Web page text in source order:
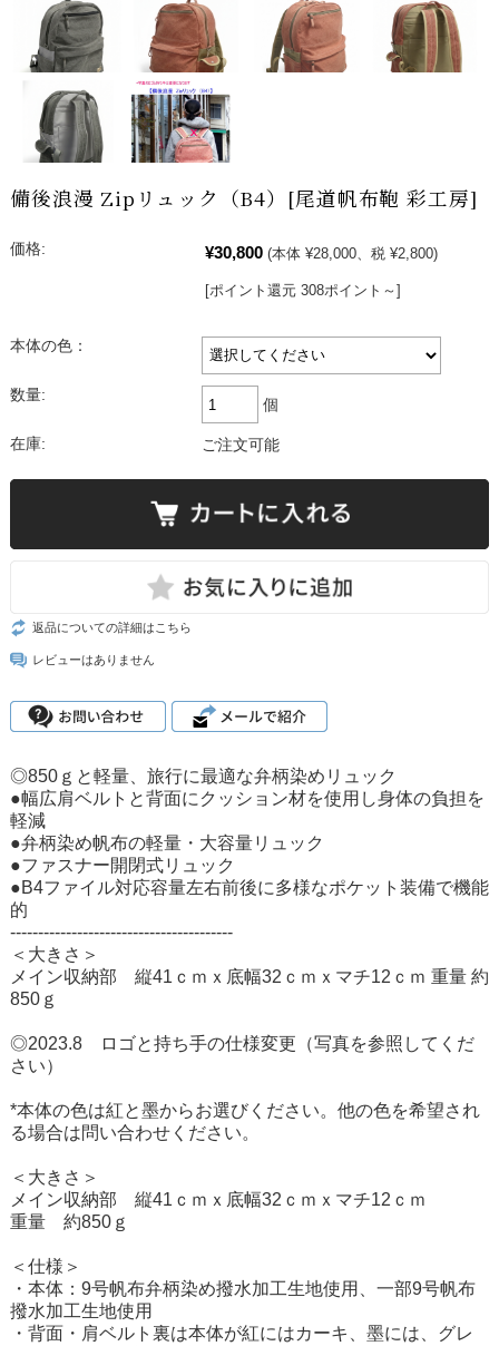
備後浪漫 Zipリュック（B4）[尾道帆布鞄 彩工房]
価格: ¥30,800 (本体 ¥28,000、税 ¥2,800)
[ポイント還元 308ポイント～]
本体の色：
数量:
個
在庫: ご注文可能
返品についての詳細はこちら
レビューはありません
◎850ｇと軽量、旅行に最適な弁柄染めリュック
●幅広肩ベルトと背面にクッション材を使用し身体の負担を
軽減
●弁柄染め帆布の軽量・大容量リュック
●ファスナー開閉式リュック
●B4ファイル対応容量左右前後に多様なポケット装備で機能
的
----------------------------------------
＜大きさ＞
メイン収納部 縦41ｃｍｘ底幅32ｃｍｘマチ12ｃｍ 重量 約
850ｇ
◎2023.8 ロゴと持ち手の仕様変更（写真を参照してくだ
さい）
*本体の色は紅と墨からお選びください。他の色を希望され
る場合は問い合わせください。
＜大きさ＞
メイン収納部 縦41ｃｍｘ底幅32ｃｍｘマチ12ｃｍ
重量 約850ｇ
＜仕様＞
・本体：9号帆布弁柄染め撥水加工生地使用、一部9号帆布
撥水加工生地使用
・背面・肩ベルト裏は本体が紅にはカーキ、墨には、グレ